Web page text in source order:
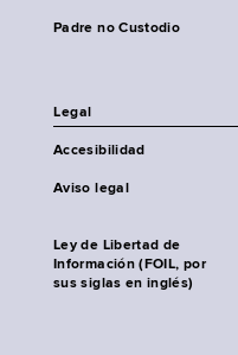
Padre no Custodio
Legal
Accesibilidad
Aviso legal
Ley de Libertad de
Información (FOIL, por
sus siglas en inglés)